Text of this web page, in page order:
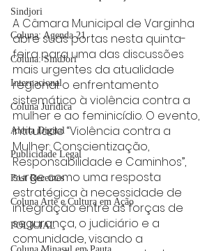
Sindjori
Coluna: Agenda 21
Coluna: SindJori
Internacional
Coluna Jurídica
Alerta Digital
Publicidade Legal
Post Recentes
Coluna Arte e Cultura em Ação
POLICIAL
A Câmara Municipal de Varginha
abre suas portas nesta quinta-
feira para uma das discussões
mais urgentes da atualidade
regional: o enfrentamento
sistemático à violência contra a
mulher e ao feminicídio. O evento,
intitulado “Violência contra a
Mulher: Conscientização,
Responsabilidade e Caminhos”,
surge como uma resposta
estratégica à necessidade de
integração entre as forças de
segurança, o judiciário e a
comunidade, visando a